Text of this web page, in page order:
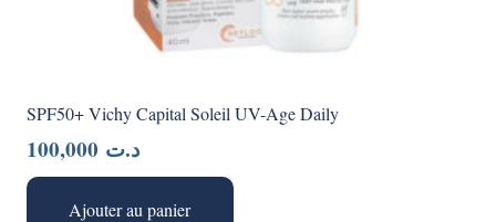
SPF50+ Vichy Capital Soleil UV-Age Daily
د.ت
Ajouter au panier